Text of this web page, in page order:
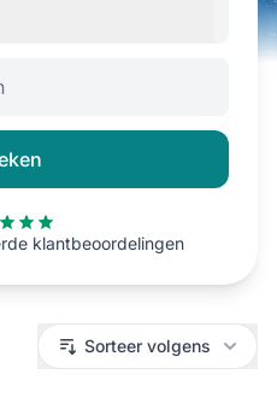
klantbeoordelingen
Sorteer volgens